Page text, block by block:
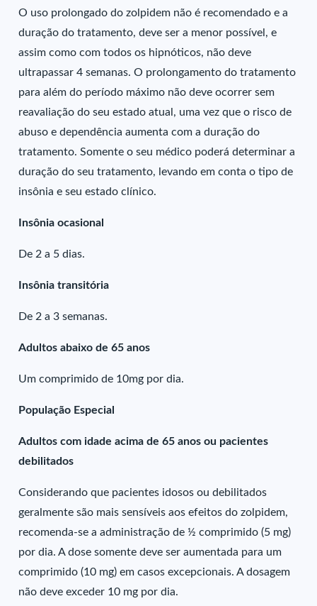
O uso prolongado do zolpidem não é recomendado e a
duração do tratamento, deve ser a menor possível, e
assim como com todos os hipnóticos, não deve
ultrapassar 4 semanas. O prolongamento do tratamento
para além do período máximo não deve ocorrer sem
reavaliação do seu estado atual, uma vez que o risco de
abuso e dependência aumenta com a duração do
tratamento. Somente o seu médico poderá determinar a
duração do seu tratamento, levando em conta o tipo de
insônia e seu estado clínico.
Insônia ocasional
De 2 a 5 dias.
Insônia transitória
De 2 a 3 semanas.
Adultos abaixo de 65 anos
Um comprimido de 10mg por dia.
População Especial
Adultos com idade acima de 65 anos ou pacientes
debilitados
Considerando que pacientes idosos ou debilitados
geralmente são mais sensíveis aos efeitos do zolpidem,
recomenda-se a administração de ½ comprimido (5 mg)
por dia. A dose somente deve ser aumentada para um
comprimido (10 mg) em casos excepcionais. A dosagem
não deve exceder 10 mg por dia.